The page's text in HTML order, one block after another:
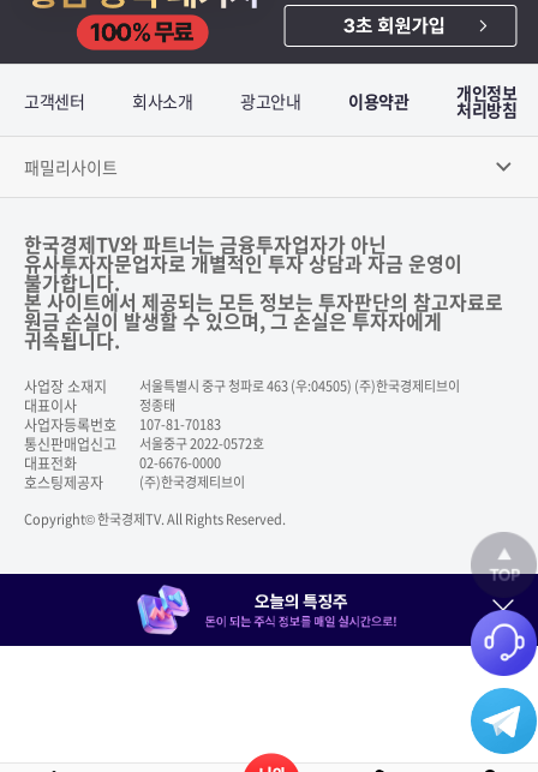
고객센터 회사소개 광고안내 이용약관 개인정보
처리방침
패밀리사이트
한국경제TV와 파트너는 금융투자업자가 아닌
유사투자자문업자로 개별적인 투자 상담과 자금 운영이
불가합니다.
본 사이트에서 제공되는 모든 정보는 투자판단의 참고자료로
원금 손실이 발생할 수 있으며, 그 손실은 투자자에게
귀속됩니다.
사업장 소재지 서울특별시 중구 청파로 463 (우:04505) (주)한국경제티브이
대표이사 정종태
사업자등록번호 107-81-70183
통신판매업신고 서울중구 2022-0572호
대표전화 02-6676-0000
호스팅제공자
(주)한국경제티브이
Copyright© 한국경제TV. All Rights Reserved.
닫기